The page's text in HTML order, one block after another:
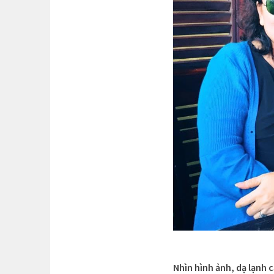
Nhìn hình ảnh, dạ lạnh